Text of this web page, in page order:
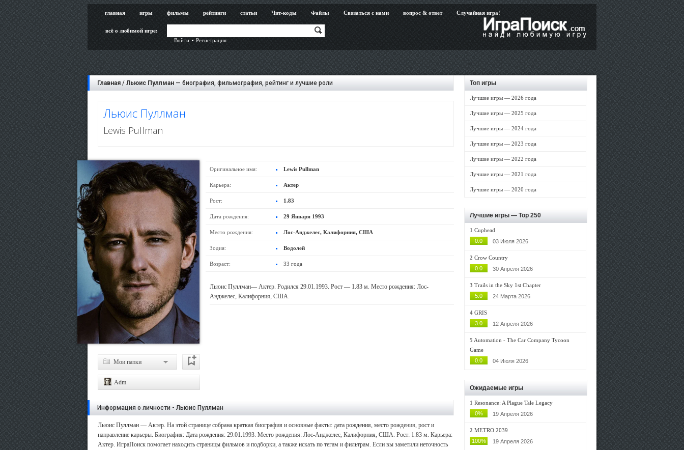
главная игры фильмы рейтинги статьи Чит-коды Файлы Связаться с нами вопрос & ответ Случайная игра!
всё о любимой игре:
Войти
Регистрация
Главная / Льюис Пуллман — биография, фильмография, рейтинг и лучшие роли
Льюис Пуллман
Lewis Pullman
Мои папки
Adm
Оригинальное имя: Lewis Pullman
Карьера: Актер
Рост: 1.83
Дата рождения: 29 Января 1993
Место рождения: Лос-Анджелес, Калифорния, США
Зодия: Водолей
Возраст: 33 года
Льюис Пуллман— Актер. Родился 29.01.1993. Рост — 1.83 м. Место рождения: Лос-
Анджелес, Калифорния, США.
Информация о личности - Льюис Пуллман
Льюис Пуллман — Актер. На этой странице собрана краткая биография и основные факты: дата рождения, место рождения, рост и
направление карьеры. Биография: Дата рождения: 29.01.1993. Место рождения: Лос-Анджелес, Калифорния, США. Рост: 1.83 м. Карьера:
Актер. ИграПоиск помогает находить страницы фильмов и подборки, а также искать по тегам и фильтрам. Если вы заметили неточность
Топ игры
Лучшие игры — 2026 года
Лучшие игры — 2025 года
Лучшие игры — 2024 года
Лучшие игры — 2023 года
Лучшие игры — 2022 года
Лучшие игры — 2021 года
Лучшие игры — 2020 года
Лучшие игры — Top 250
1 Cuphead
0.0
03 Июля 2026
2 Crow Country
0.0
30 Апреля 2026
3 Trails in the Sky 1st Chapter
5.0
24 Марта 2026
4 GRIS
3.0
12 Апреля 2026
5 Automation - The Car Company Tycoon
Game
0.0
04 Июля 2026
Ожидаемые игры
1 Resonance: A Plague Tale Legacy
0%
19 Апреля 2026
2 METRO 2039
100%
19 Апреля 2026